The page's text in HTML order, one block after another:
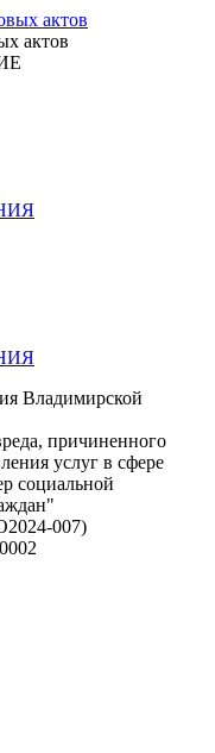
актов
Владимирской
причиненного
услуг в сфере
социальной
007)